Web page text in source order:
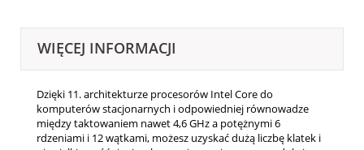
WIĘCEJ INFORMACJI
Dzięki 11. architekturze procesorów Intel Core do
komputerów stacjonarnych i odpowiedniej równowadze
między taktowaniem nawet 4,6 GHz a potężnymi 6
rdzeniami i 12 wątkami, możesz uzyskać dużą liczbę klatek i